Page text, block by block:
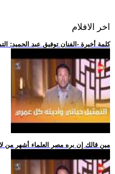
اخر الافلام
.. كلمة أخيرة -الفنان توفيق عبد الحميد:
.. مين قالك إن بره مصر العلماء أشهر من